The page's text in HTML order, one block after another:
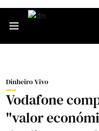
Dinheiro Vivo
Vodafone
"valor